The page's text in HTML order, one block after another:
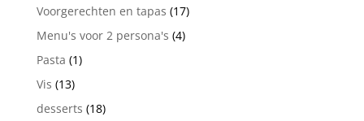
Voorgerechten en tapas (17)
Menu's voor 2 persona's (4)
Pasta (1)
Vis (13)
desserts (18)